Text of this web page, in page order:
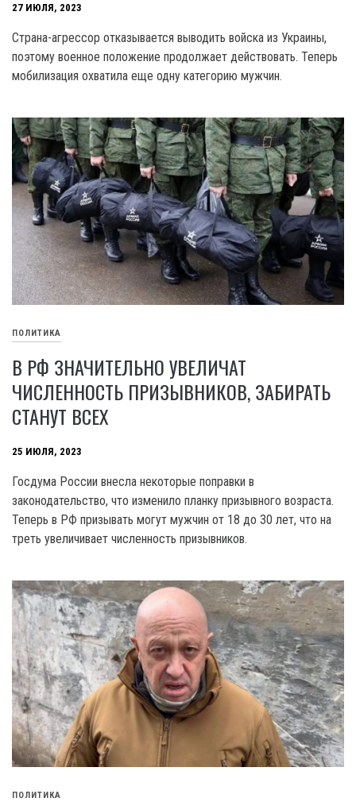
27 ИЮЛЯ, 2023
Страна-агрессор отказывается выводить войска из Украины,
поэтому военное положение продолжает действовать. Теперь
мобилизация охватила еще одну категорию мужчин.
ПОЛИТИКА
В РФ ЗНАЧИТЕЛЬНО УВЕЛИЧАТ
ЧИСЛЕННОСТЬ ПРИЗЫВНИКОВ, ЗАБИРАТЬ
СТАНУТ ВСЕХ
25 ИЮЛЯ, 2023
Госдума России внесла некоторые поправки в
законодательство, что изменило планку призывного возраста.
Теперь в РФ призывать могут мужчин от 18 до 30 лет, что на
треть увеличивает численность призывников.
ПОЛИТИКА